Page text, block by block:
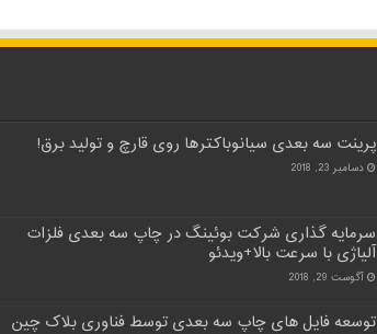
پرینت سه بعدی سیانوباکترها روی قارچ و تولید برق!
دسامبر 23, 2018
سرمایه گذاری شرکت بوئینگ در چاپ سه بعدی فلزات
آلیاژی با سرعت بالا+ویدئو
آگوست 29, 2018
توسعه فایل های چاپ سه بعدی توسط فناوری بلاک چین